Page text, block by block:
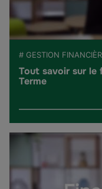
# GESTION
Tout savoir sur le
Terme